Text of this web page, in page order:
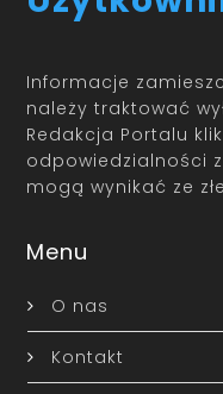
Informacje
należy traktować
Redakcja Portalu
odpowiedzialności
mogą wynikać ze
Menu
O nas
Kontakt